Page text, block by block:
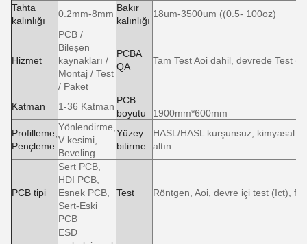
Tahta
kalınlığı
0.2mm-8mm
Bakır
kalınlığı
18um-3500um ((0.5- 100oz)
Hizmet
PCB /
Bileşen
kaynakları /
Montaj / Test
/ Paket
PCBA
QA
Tam Test Aoi dahil, devrede Test
Katman 1-36 Katman
PCB
boyutu
1900mm*600mm
Profilleme,
Pençleme
Yönlendirme,
V kesimi,
Beveling
Yüzey
bitirme
HASL/HASL kurşunsuz, kimyasal
altın
PCB tipi
Sert PCB,
HDI PCB,
Esnek PCB,
Sert-Eski
PCB
Test Röntgen, Aoi, devre içi test (Ict),
ESD